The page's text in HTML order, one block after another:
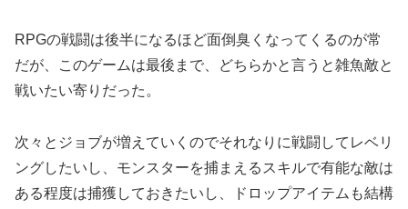
RPGの戦闘は後半になるほど面倒臭くなってくるのが常
だが、このゲームは最後まで、どちらかと言うと雑魚敵と
戦いたい寄りだった。
次々とジョブが増えていくのでそれなりに戦闘してレベリ
ングしたいし、モンスターを捕まえるスキルで有能な敵は
ある程度は捕獲しておきたいし、ドロップアイテムも結構